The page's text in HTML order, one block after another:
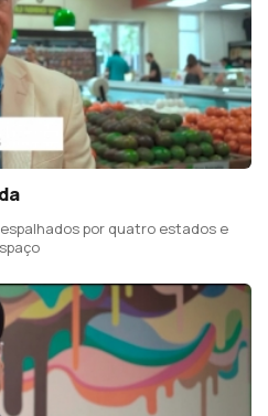
por quatro estados e